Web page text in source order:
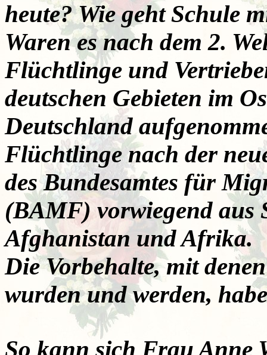
heute? Wie geht Schule
Waren es nach dem 2.
Flüchtlinge und
deutschen Gebieten im
Deutschland
Flüchtlinge nach der
des Bundesamtes für
(BAMF) vorwiegend
Afghanistan und Afrika.
Die Vorbehalte, mit
wurden und werden,
So kann sich Frau Anne